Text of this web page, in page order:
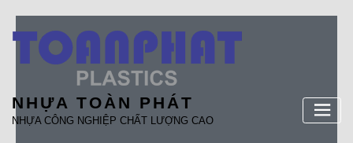
to
content
NHỰA TOÀN PHÁT
NHỰA CÔNG NGHIỆP CHẤT LƯỢNG CAO